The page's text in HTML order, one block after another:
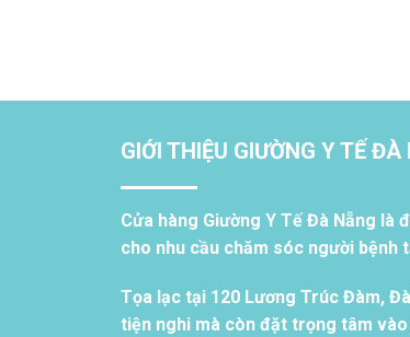
GIỚI THIỆU GIƯỜNG Y TẾ ĐÀ
Cửa hàng Giường Y Tế Đà Nẵng là
cho nhu cầu chăm sóc người bệnh
Tọa lạc tại 120 Lương Trúc Đàm,
tiện nghi mà còn đặt trọng tâm